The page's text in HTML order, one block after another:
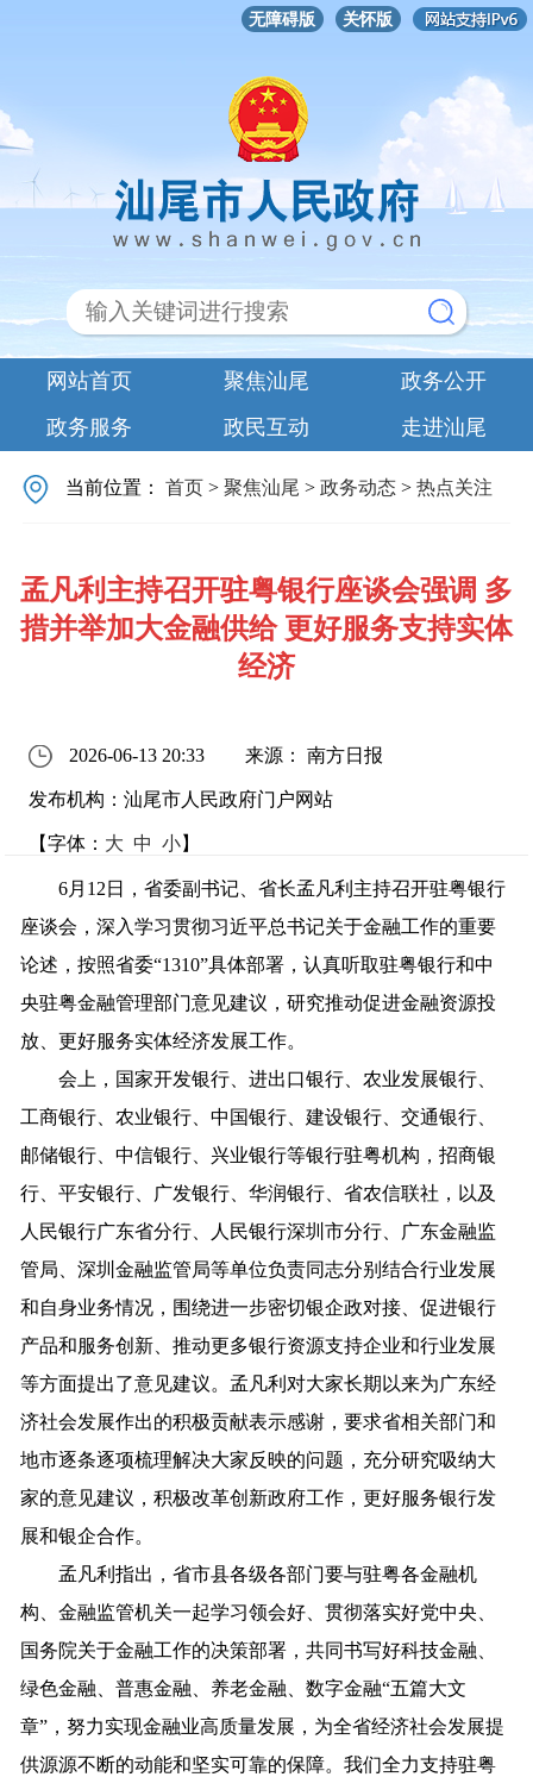
无障碍版 关怀版
网站首页 聚焦汕尾
政务公开
政务服务
政民互动 走进汕尾
当前位置：首页 >聚焦汕尾 >政务动态 >热点关注
孟凡利主持召开驻粤银行座谈会强调 多
措并举加大金融供给 更好服务支持实体
经济
2026-06-13 20:33 来源： 南方日报
发布机构：汕尾市人民政府门户网站
【字体： 大 中 小】
6月12日，省委副书记、省长孟凡利主持召开驻粤银行
座谈会，深入学习贯彻习近平总书记关于金融工作的重要
论述，按照省委“1310”具体部署，认真听取驻粤银行和中
央驻粤金融管理部门意见建议，研究推动促进金融资源投
放、更好服务实体经济发展工作。
会上，国家开发银行、进出口银行、农业发展银行、
工商银行、农业银行、中国银行、建设银行、交通银行、
邮储银行、中信银行、兴业银行等银行驻粤机构，招商银
行、平安银行、广发银行、华润银行、省农信联社，以及
人民银行广东省分行、人民银行深圳市分行、广东金融监
管局、深圳金融监管局等单位负责同志分别结合行业发展
和自身业务情况，围绕进一步密切银企政对接、促进银行
产品和服务创新、推动更多银行资源支持企业和行业发展
等方面提出了意见建议。孟凡利对大家长期以来为广东经
济社会发展作出的积极贡献表示感谢，要求省相关部门和
地市逐条逐项梳理解决大家反映的问题，充分研究吸纳大
家的意见建议，积极改革创新政府工作，更好服务银行发
展和银企合作。
孟凡利指出，省市县各级各部门要与驻粤各金融机
构、金融监管机关一起学习领会好、贯彻落实好党中央、
国务院关于金融工作的决策部署，共同书写好科技金融、
绿色金融、普惠金融、养老金融、数字金融“五篇大文
章”，努力实现金融业高质量发展，为全省经济社会发展提
供源源不断的动能和坚实可靠的保障。我们全力支持驻粤